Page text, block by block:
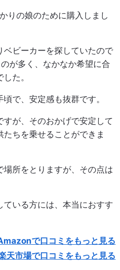
りの娘のために購入しまし
ベビーカーを探していたので
が多く、なかなか希望に合
た。
で、安定感も抜群です。
が、そのおかげで安定して
ちを乗せることができま
所をとりますが、その点は
ている方には、本当におすす
で口コミをもっと見る
天市場で口コミをもっと見る